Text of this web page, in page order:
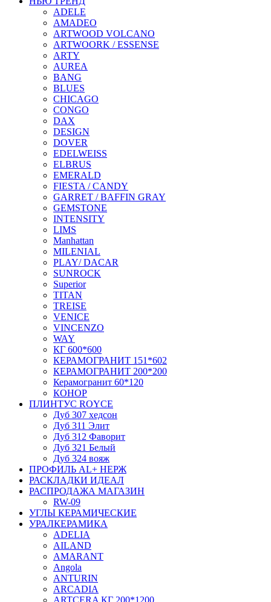
ADELE
AMADEO
ARTWOOD VOLCANO
ARTWOORK / ESSENSE
ARTY
AUREA
BANG
BLUES
CHICAGO
CONGO
DAX
DESIGN
DOVER
EDELWEISS
ELBRUS
EMERALD
FIESTA / CANDY
GARRET / BAFFIN GRAY
GEMSTONE
INTENSITY
LIMS
Manhattan
MILENIAL
PLAY/ DACAR
SUNROCK
Superior
TITAN
TREISE
VENICE
VINCENZO
WAY
КГ 600*600
КЕРАМОГРАНИТ 151*602
КЕРАМОГРАНИТ 200*200
Керамогранит 60*120
КОНОР
ПЛИНТУС ROYCE
Дуб 307 хедсон
Дуб 311 Элит
Дуб 312 Фаворит
Дуб 321 Белый
Дуб 324 вояж
ПРОФИЛЬ AL+ НЕРЖ
РАСКЛАДКИ ИДЕАЛ
РАСПРОДАЖА МАГАЗИН
RW-09
УГЛЫ КЕРАМИЧЕСКИЕ
УРАЛКЕРАМИКА
ADELIA
AILAND
AMARANT
Angola
ANTURIN
ARCADIA
ARTCERA КГ 200*1200